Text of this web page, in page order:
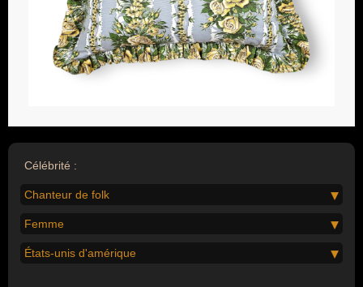
Célébrité :
Chanteur de folk
Femme
États-unis d'amérique